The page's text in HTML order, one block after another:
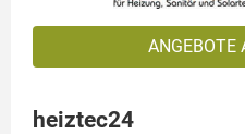
ANGEBOTE
heiztec24